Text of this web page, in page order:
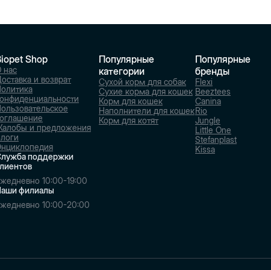
Shop
нас
и возврат
и предложения
поддержки
10:00-19:00
филиалы
10:00-20:00
Популярные
категории
Сухой корм для собак
Сухие корма для кошек
Корм для кошек
Наполнители для кошек
Корм для котят
Популярные
бренды
Flexi
Beeztees
Canina
Rio
Jungle
Little One
Stefanplast
Kissa